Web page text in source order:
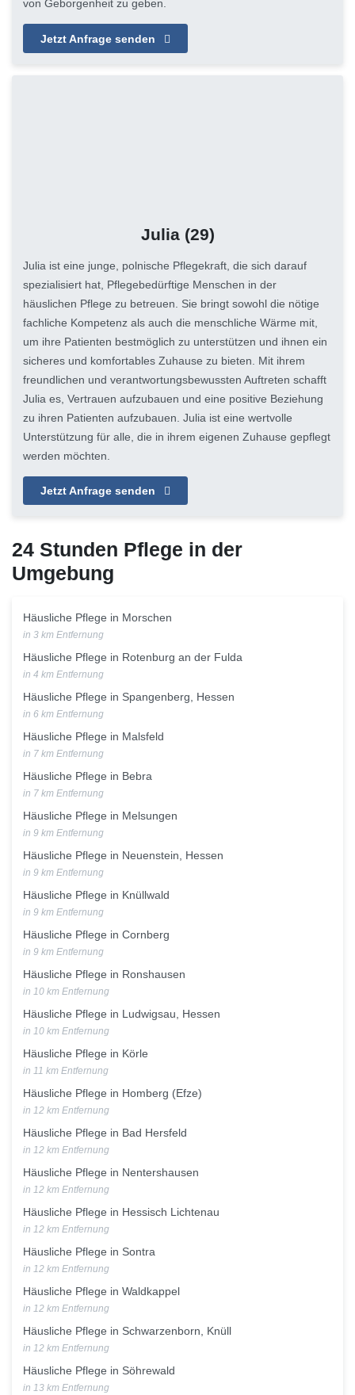
von Geborgenheit zu geben.
Jetzt Anfrage senden
Julia (29)
Julia ist eine junge, polnische Pflegekraft, die sich darauf
spezialisiert hat, Pflegebedürftige Menschen in der
häuslichen Pflege zu betreuen. Sie bringt sowohl die nötige
fachliche Kompetenz als auch die menschliche Wärme mit,
um ihre Patienten bestmöglich zu unterstützen und ihnen ein
sicheres und komfortables Zuhause zu bieten. Mit ihrem
freundlichen und verantwortungsbewussten Auftreten schafft
Julia es, Vertrauen aufzubauen und eine positive Beziehung
zu ihren Patienten aufzubauen. Julia ist eine wertvolle
Unterstützung für alle, die in ihrem eigenen Zuhause gepflegt
werden möchten.
Jetzt Anfrage senden
24 Stunden Pflege in der
Umgebung
Häusliche Pflege in Morschen
in 3 km Entfernung
Häusliche Pflege in Rotenburg an der Fulda
in 4 km Entfernung
Häusliche Pflege in Spangenberg, Hessen
in 6 km Entfernung
Häusliche Pflege in Malsfeld
in 7 km Entfernung
Häusliche Pflege in Bebra
in 7 km Entfernung
Häusliche Pflege in Melsungen
in 9 km Entfernung
Häusliche Pflege in Neuenstein, Hessen
in 9 km Entfernung
Häusliche Pflege in Knüllwald
in 9 km Entfernung
Häusliche Pflege in Cornberg
in 9 km Entfernung
Häusliche Pflege in Ronshausen
in 10 km Entfernung
Häusliche Pflege in Ludwigsau, Hessen
in 10 km Entfernung
Häusliche Pflege in Körle
in 11 km Entfernung
Häusliche Pflege in Homberg (Efze)
in 12 km Entfernung
Häusliche Pflege in Bad Hersfeld
in 12 km Entfernung
Häusliche Pflege in Nentershausen
in 12 km Entfernung
Häusliche Pflege in Hessisch Lichtenau
in 12 km Entfernung
Häusliche Pflege in Sontra
in 12 km Entfernung
Häusliche Pflege in Waldkappel
in 12 km Entfernung
Häusliche Pflege in Schwarzenborn, Knüll
in 12 km Entfernung
Häusliche Pflege in Söhrewald
in 13 km Entfernung